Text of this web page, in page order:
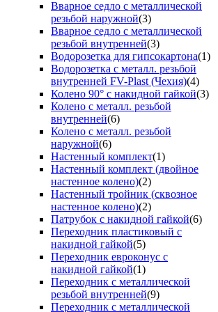
Вварное седло с металлической
резьбой наружной(3)
Вварное седло с металлической
резьбой внутренней(3)
Водорозетка для гипсокартона(1)
Водорозетка с металл. резьбой
внутренней FV-Plast (Чехия)(4)
Колено 90° с накидной гайкой(3)
Колено с металл. резьбой
внутренней(6)
Колено с металл. резьбой
наружной(6)
Настенный комплект(1)
Настенный комплект (двойное
настенное колено)(2)
Настенный тройник (сквозное
настенное колено)(2)
Патрубок с накидной гайкой(6)
Переходник пластиковый с
накидной гайкой(5)
Переходник евроконус с
накидной гайкой(1)
Переходник с металлической
резьбой внутренней(9)
Переходник с металлической